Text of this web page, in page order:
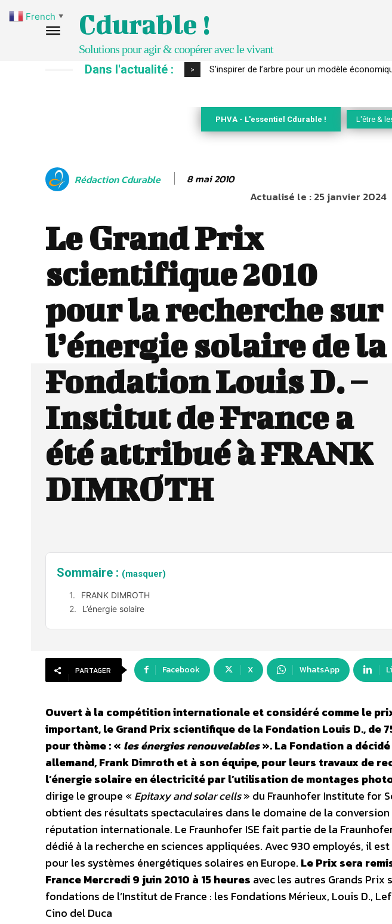
Cdurable !
Solutions pour agir & coopérer avec le vivant
Dans l'actualité : > S’inspirer de l’arbre pour un modèle
IPBES : le « GIEC de la biodiversité » appelle
PHVA - L'essentiel Cdurable ! L'être &
Rédaction Cdurable 8 mai 2010
Actualisé le :25 janvier 2024
Le Grand Prix
scientifique 2010
pour la recherche sur
l’énergie solaire de la
Fondation Louis D. –
Institut de France a
été attribué à FRANK
DIMROTH
Sommaire : (masquer)
FRANK DIMROTH
L’énergie solaire
PARTAGER Facebook X WhatsApp
Ouvert à la compétition internationale et considéré comme le
important, le Grand Prix scientifique de la Fondation Louis D., de
pour thème : « les énergies renouvelables». La Fondation a
allemand, Frank Dimroth et à son équipe, pour leurs travaux de
l’énergie solaire en électricité par l’utilisation de montages
dirige le groupe «Epitaxy and solar cells» du Fraunhofer Institute for
obtient des résultats spectaculaires dans le domaine de la
réputation internationale. Le Fraunhofer ISE fait partie de la
dédié à la recherche en sciences appliquées. Avec 930 employés, il
pour les systèmes énergétiques solaires en Europe. Le Prix sera
France Mercredi 9 juin 2010 à 15 heures avec les autres Grands
fondations de l’Institut de France : les Fondations Mérieux, Louis D.,
Cino del Duca
French ▼